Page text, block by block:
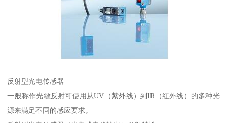
反射型光电传感器
一般称作光敏反射可使用从UV（紫外线）到IR（红外线）的多种光
源来满足不同的感应要求。